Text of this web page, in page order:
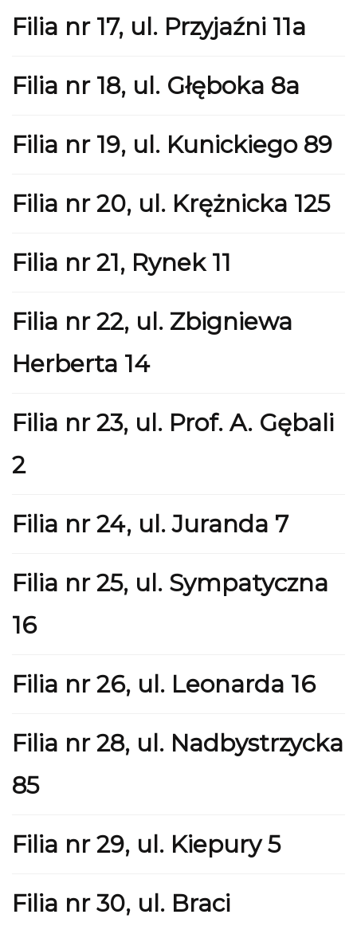
Filia nr 17, ul. Przyjaźni 11a
Filia nr 18, ul. Głęboka 8a
Filia nr 19, ul. Kunickiego 89
Filia nr 20, ul. Krężnicka 125
Filia nr 21, Rynek 11
Filia nr 22, ul. Zbigniewa
Herberta 14
Filia nr 23, ul. Prof. A. Gębali
2
Filia nr 24, ul. Juranda 7
Filia nr 25, ul. Sympatyczna
16
Filia nr 26, ul. Leonarda 16
Filia nr 28, ul. Nadbystrzycka
85
Filia nr 29, ul. Kiepury 5
Filia nr 30, ul. Braci